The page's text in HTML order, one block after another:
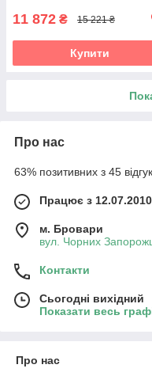
11 872 ₴ 15 221 ₴
Купити
Про нас
63% позитивних з 45
Працює з 12.07.2010
м. Бровари
вул. Чорних
Контакти
Сьогодні вихідний
Показати весь
Про нас